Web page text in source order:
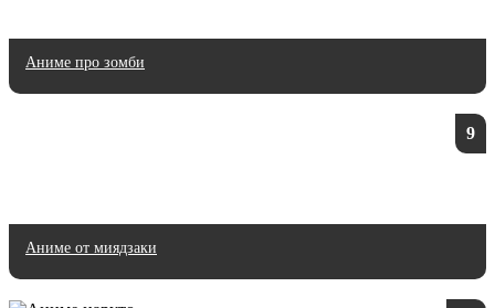
Аниме про зомби
9
Аниме от миядзаки